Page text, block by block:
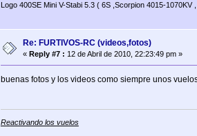
Logo 400SE Mini V-Stabi 5.3 ( 6S ,Scorpion 4015-
Re: FURTIVOS-RC (videos,fotos)
«Reply #7 : 12 de Abril de 2010, 22:23:49 pm »
buenas fotos y los videos como siempre unos
Reactivando los vuelos